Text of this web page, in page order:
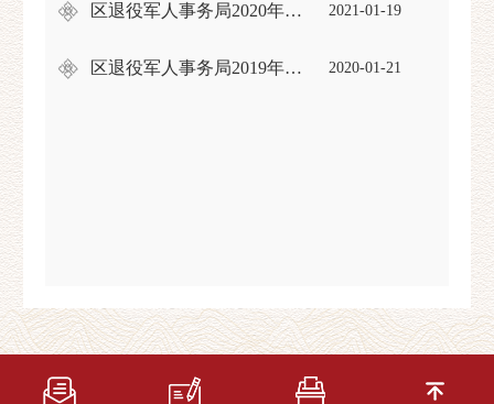
区退役军人事务局2020年政府信息公开工作年度报告 2021-01-19
区退役军人事务局2019年度政府信息公开年报 2020-01-21